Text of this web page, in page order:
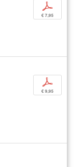
p
€ 7,95
p
€ 9,95